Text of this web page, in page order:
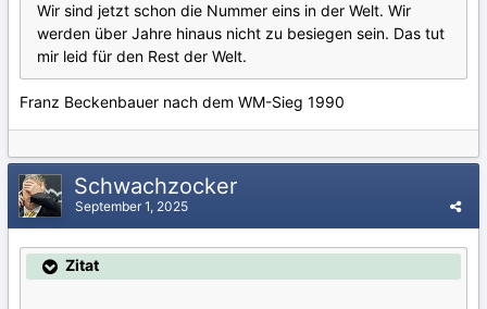
Wir sind jetzt schon die Nummer eins in der Welt. Wir
werden über Jahre hinaus nicht zu besiegen sein. Das tut
mir leid für den Rest der Welt.
Franz Beckenbauer nach dem WM-Sieg 1990
Schwachzocker
September 1, 2025
Zitat